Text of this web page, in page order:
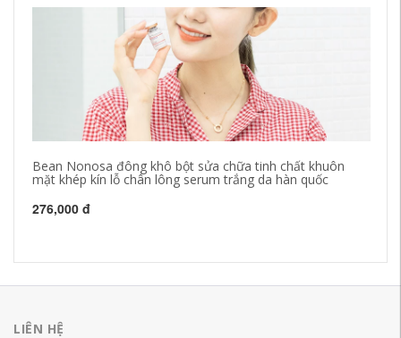
Bean Nonosa đông khô bột sửa chữa tinh chất khuôn
mặt khép kín lỗ chân lông serum trắng da hàn quốc
276,000 đ
LIÊN HỆ